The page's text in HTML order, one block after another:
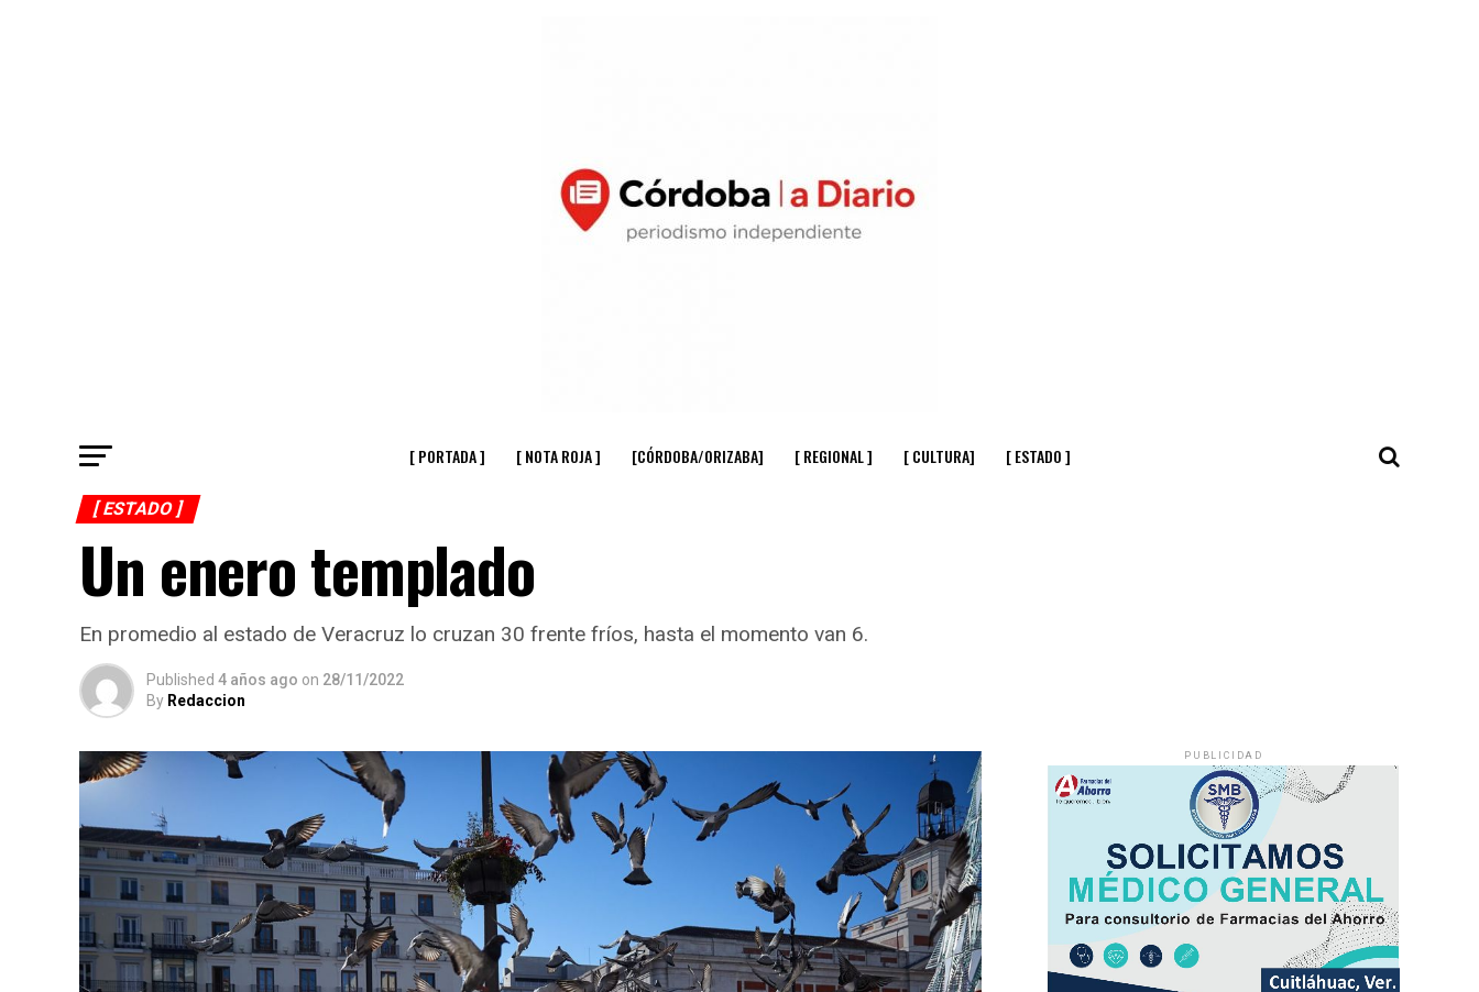
[ PORTADA ] [ NOTA ROJA ] [CÓRDOBA/ORIZABA] [ REGIONAL ] [ CULTURA] [ ESTADO ]
[ ESTADO ]
Un enero templado
En promedio al estado de Veracruz lo cruzan 30 frente fríos, hasta el momento van 6.
Published 4 años ago on 28/11/2022
By Redaccion
PUBLICIDAD